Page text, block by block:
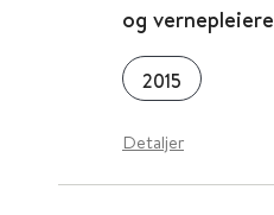
og vernepleiere
2015
Detaljer